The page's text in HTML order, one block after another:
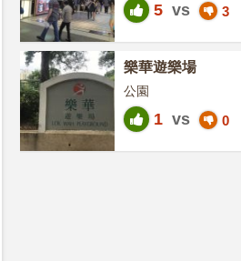
5 vs 3
樂華遊樂場
公園
1 vs 0